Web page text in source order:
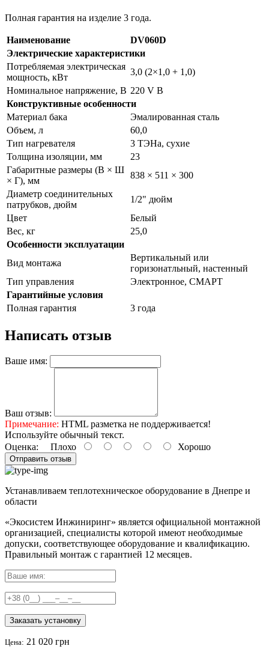
Полная гарантия на изделие 3 года.
Наименование
DV060D
Электрические характеристики
Потребляемая электрическая
мощность, кВт
3,0 (2×1,0 + 1,0)
Номинальное напряжение, В 220 V В
Конструктивные особенности
Материал бака
Эмалированная сталь
Объем, л
60,0
Тип нагревателя
3 ТЭНа, сухие
Толщина изоляции, мм
23
Габаритные размеры (В × Ш
× Г), мм
838 × 511 × 300
Диаметр соединительных
патрубков, дюйм
1/2" дюйм
Цвет
Белый
Вес, кг
25,0
Особенности эксплуатации
Вид монтажа
Вертикальный или
горизонатльный, настенный
Тип управления
Электронное, СМАРТ
Гарантийные условия
Полная гарантия
3 года
Написать отзыв
Ваше имя:
Ваш отзыв:
Примечание: HTML разметка не поддерживается!
Используйте обычный текст.
Оценка: Плохо Хорошо
Отправить отзыв
Устанавливаем теплотехническое оборудование в Днепре и
области
«Экосистем Инжиниринг» является официальной монтажной
организацией, специалисты которой имеют необходимые
допуски, соответствующее оборудование и квалификацию.
Правильный монтаж с гарантией 12 месяцев.
Заказать установку
Цена: 21 020 грн